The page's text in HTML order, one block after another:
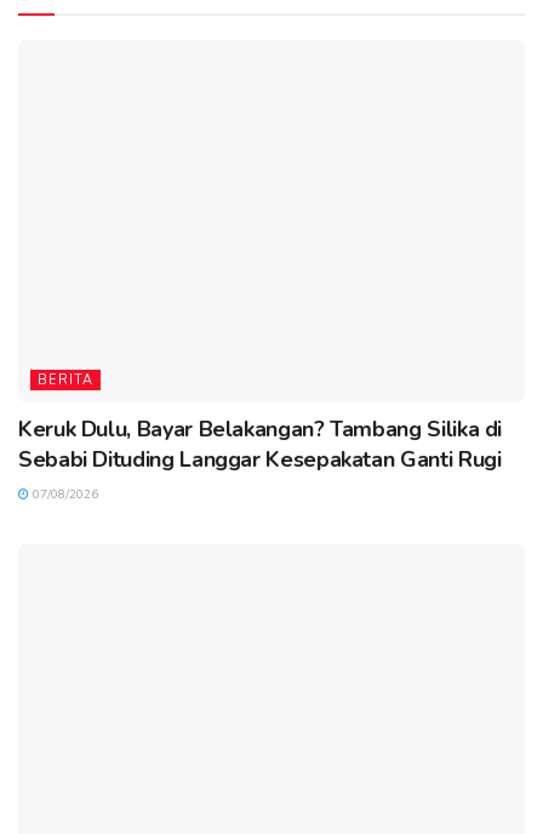
BERITA
Keruk Dulu, Bayar Belakangan? Tambang Silika di
Sebabi Dituding Langgar Kesepakatan Ganti Rugi
07/08/2026